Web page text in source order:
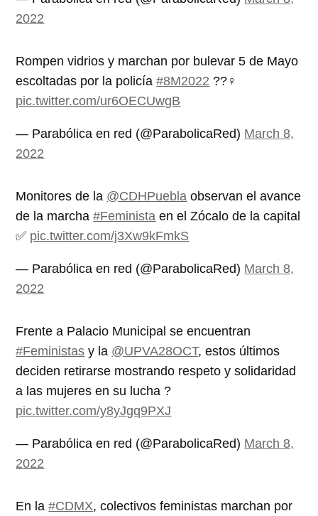
2022
Rompen vidrios y marchan por bulevar 5 de Mayo
escoltadas por la policía#8M2022 ??‍♀️
pic.twitter.com/ur6OECUwgB
— Parabólica en red (@ParabolicaRed) March 8,
2022
Monitores de la @CDHPuebla observan el avance
de la marcha#Feminista en el Zócalo de la capital
✅ pic.twitter.com/j3Xw9kFmkS
— Parabólica en red (@ParabolicaRed) March 8,
2022
Frente a Palacio Municipal se encuentran
#Feministas y la @UPVA28OCT, estos últimos
deciden retirarse mostrando respeto y solidaridad
a las mujeres en su lucha ?
pic.twitter.com/y8yJgq9PXJ
— Parabólica en red (@ParabolicaRed) March 8,
2022
En la#CDMX, colectivos feministas marchan por